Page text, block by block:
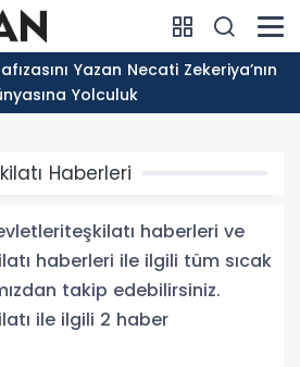
Yolculuk
Haberleri
haberleri ve
haberleri ile ilgili tüm sıcak
takip edebilirsiniz.
ile ilgili 2 haber